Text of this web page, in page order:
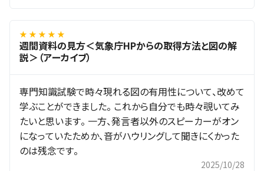
★ ★ ★ ★ ★
週間資料の見方＜気象庁HPからの取得方法と図の解
説＞（アーカイブ）
専門知識試験で時々現れる図の有用性について、改めて
学ぶことができました。 これから自分でも時々覗いてみ
たいと思います。 一方、発言者以外のスピーカーがオン
になっていたためか、音がハウリングして聞きにくかった
のは残念です。
2025/10/28